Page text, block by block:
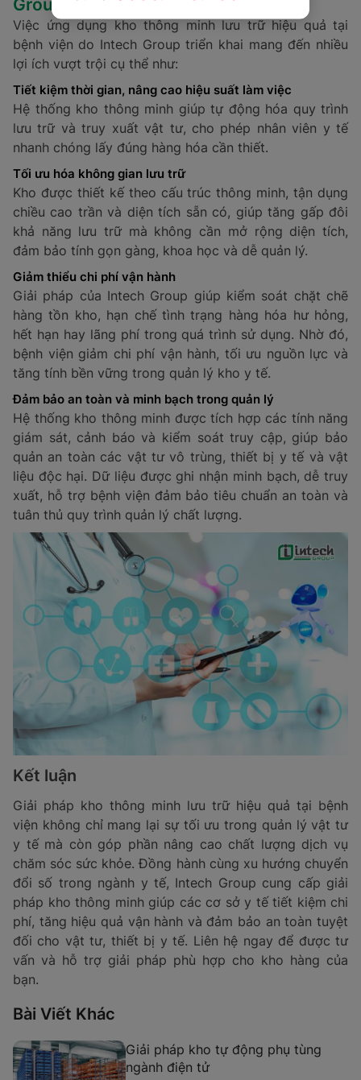
Group?
Việc ứng dụng kho thông minh lưu trữ hiệu quả tại
bệnh viện do Intech Group triển khai mang đến nhiều
lợi ích vượt trội cụ thể như:
Tiết kiệm thời gian, nâng cao hiệu suất làm việc
Hệ thống kho thông minh giúp tự động hóa quy trình
lưu trữ và truy xuất vật tư, cho phép nhân viên y tế
nhanh chóng lấy đúng hàng hóa cần thiết.
Tối ưu hóa không gian lưu trữ
Kho được thiết kế theo cấu trúc thông minh, tận dụng
chiều cao trần và diện tích sẵn có, giúp tăng gấp đôi
khả năng lưu trữ mà không cần mở rộng diện tích,
đảm bảo tính gọn gàng, khoa học và dễ quản lý.
Giảm thiểu chi phí vận hành
Giải pháp của Intech Group giúp kiểm soát chặt chẽ
hàng tồn kho, hạn chế tình trạng hàng hóa hư hỏng,
hết hạn hay lãng phí trong quá trình sử dụng. Nhờ đó,
bệnh viện giảm chi phí vận hành, tối ưu nguồn lực và
tăng tính bền vững trong quản lý kho y tế.
Đảm bảo an toàn và minh bạch trong quản lý
Hệ thống kho thông minh được tích hợp các tính năng
giám sát, cảnh báo và kiểm soát truy cập, giúp bảo
quản an toàn các vật tư vô trùng, thiết bị y tế và vật
liệu độc hại. Dữ liệu được ghi nhận minh bạch, dễ truy
xuất, hỗ trợ bệnh viện đảm bảo tiêu chuẩn an toàn và
tuân thủ quy trình quản lý chất lượng.
Kết luận
Giải pháp kho thông minh lưu trữ hiệu quả tại bệnh
viện không chỉ mang lại sự tối ưu trong quản lý vật tư
y tế mà còn góp phần nâng cao chất lượng dịch vụ
chăm sóc sức khỏe. Đồng hành cùng xu hướng chuyển
đổi số trong ngành y tế, Intech Group cung cấp giải
pháp kho thông minh giúp các cơ sở y tế tiết kiệm chi
phí, tăng hiệu quả vận hành và đảm bảo an toàn tuyệt
đối cho vật tư, thiết bị y tế. Liên hệ ngay để được tư
vấn và hỗ trợ giải pháp phù hợp cho kho hàng của
bạn.
Bài Viết Khác
Giải pháp kho tự động phụ tùng
ngành điện tử